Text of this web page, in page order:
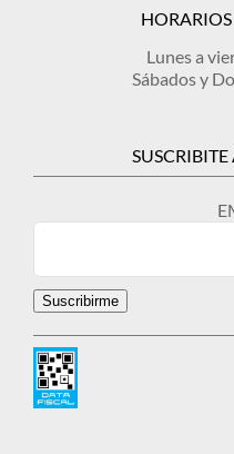
Lunes a
Sábados y
SUSCRIBITE
Suscribirme